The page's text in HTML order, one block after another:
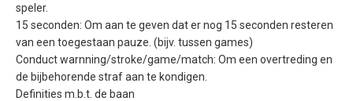
speler.
15 seconden: Om aan te geven dat er nog 15 seconden resteren
van een toegestaan pauze. (bijv. tussen games)
Conduct warnning/stroke/game/match: Om een overtreding en
de bijbehorende straf aan te kondigen.
Definities m.b.t. de baan